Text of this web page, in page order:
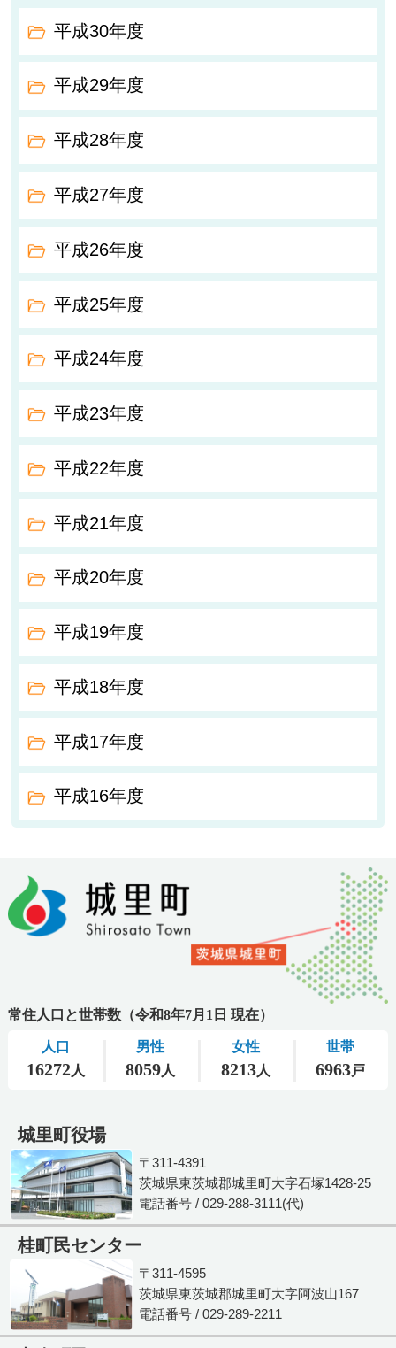
平成30年度
平成29年度
平成28年度
平成27年度
平成26年度
平成25年度
平成24年度
平成23年度
平成22年度
平成21年度
平成20年度
平成19年度
平成18年度
平成17年度
平成16年度
城里町役場
〒311-4391
茨城県東茨城郡城里町大字石塚1428-25
電話番号 / 029-288-3111(代)
桂町民センター
〒311-4595
茨城県東茨城郡城里町大字阿波山167
電話番号 / 029-289-2211